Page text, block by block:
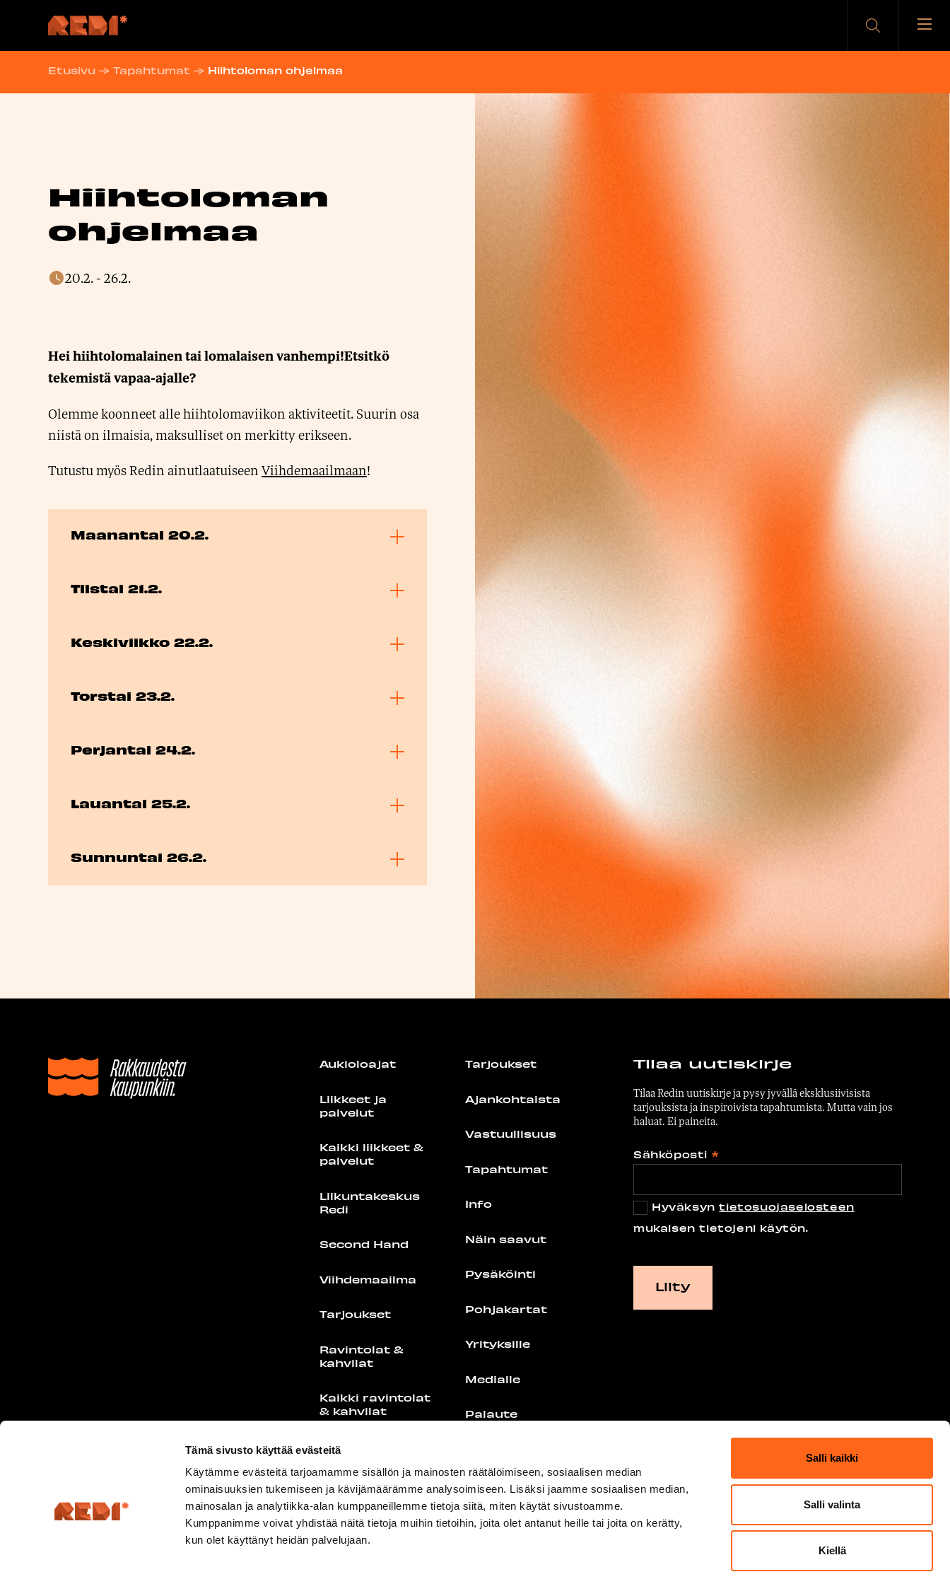
Tämä sivusto käyttää evästeitä
Käytämme evästeitä tarjoamamme sisällön ja mainosten räätälöimiseen, sosiaalisen median
ominaisuuksien tukemiseen ja kävijämäärämme analysoimiseen. Lisäksi jaamme sosiaalisen median,
mainosalan ja analytiikka-alan kumppaneillemme tietoja siitä, miten käytät sivustoamme.
Kumppanimme voivat yhdistää näitä tietoja muihin tietoihin, joita olet antanut heille tai joita on kerätty,
kun olet käyttänyt heidän palvelujaan.
Salli kaikki
Salli valinta
Kiellä
sisältöön
Etusivu → Tapahtumat → Hiihtoloman ohjelmaa
Hiihtoloman
ohjelmaa
20.2.-26.2.
Hei hiihtolomalainen tai lomalaisen vanhempi!Etsitkö
tekemistä vapaa-ajalle?
Olemme koonneet alle hiihtolomaviikon aktiviteetit. Suurin osa
niistä on ilmaisia, maksulliset on merkitty erikseen.
Tutustu myös Redin ainutlaatuiseenViihdemaailmaan!
Maanantai 20.2.
Tiistai 21.2.
Keskiviikko 22.2.
Torstai 23.2.
Perjantai 24.2.
Lauantai 25.2.
Sunnuntai 26.2.
Aukioloajat
Liikkeet ja
palvelut
Kaikki liikkeet &
palvelut
Liikuntakeskus
Redi
Second Hand
Viihdemaailma
Tarjoukset
Ravintolat &
kahvilat
Kaikki ravintolat
& kahvilat
Food Port
Lounaslistat
Tarjoukset
Ajankohtaista
Vastuullisuus
Tapahtumat
Info
Näin saavut
Pysäköinti
Pohjakartat
Yrityksille
Medialle
Palaute
Tilaa uutiskirje
Tilaa Redin uutiskirje ja pysy jyvällä eksklusiivisista
tarjouksista ja inspiroivista tapahtumista. Mutta vain jos
haluat. Ei paineita.
Sähköposti *
Hyväksyntietosuojaselosteen
mukaisen tietojeni käytön.